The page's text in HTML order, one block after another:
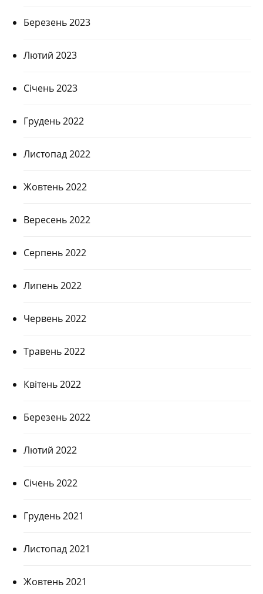
Березень 2023
Лютий 2023
Січень 2023
Грудень 2022
Листопад 2022
Жовтень 2022
Вересень 2022
Серпень 2022
Липень 2022
Червень 2022
Травень 2022
Квітень 2022
Березень 2022
Лютий 2022
Січень 2022
Грудень 2021
Листопад 2021
Жовтень 2021